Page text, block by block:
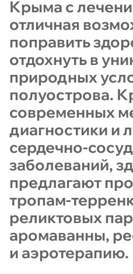
Крыма с
отличная
поправить
отдохнуть в
природных
полуострова.
современных
диагностики и
сердечно-
заболеваний,
предлагают
тропам-
реликтовых
аромаванны,
и аэротерапию.